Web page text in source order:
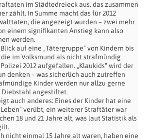
im Städtedreieck aus, das zusammen
zählt. In Summe macht das für 2012
die angezeigt wurden – zwei mehr
einem signifikanten Anstieg kann also
werden.
auf eine „Tätergruppe“ von Kindern bis
die im Volksmund als nicht strafmündig
2012 aufgefallen. „Klaukids“ wird der
denken – was sicherlich auch zutreffen
Kinder werden nur allzu gerne
Diebstahl angestiftet.
auch anderes: Eines der Kinder hat eine
verübt, ein weiterer Straftäter war
18 und 21 Jahre alt, was laut Statistik als
nicht einmal 15 Jahre alt waren, haben eine